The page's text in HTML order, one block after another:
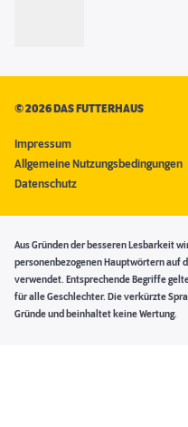
©2026 DAS FUTTERHAUS
Impressum
Allgemeine Nutzungsbedingungen
Datenschutz
Aus Gründen der besseren Lesbarkeit
personenbezogenen Hauptwörtern auf
verwendet. Entsprechende Begriffe
für alle Geschlechter. Die verkürzte
Gründe und beinhaltet keine Wertung.